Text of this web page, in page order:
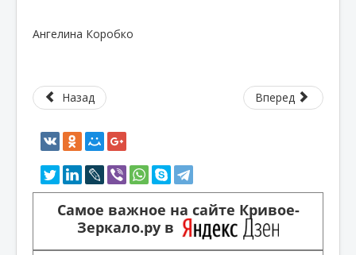
Ангелина Коробко
Назад Вперед
Самое важное на сайте Кривое-
Зеркало.ру в